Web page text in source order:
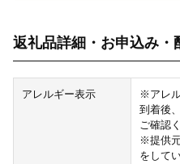
返礼品詳細・お申込み・
アレルギー表示
※アレ
到着後
ご確認
※提供
をして